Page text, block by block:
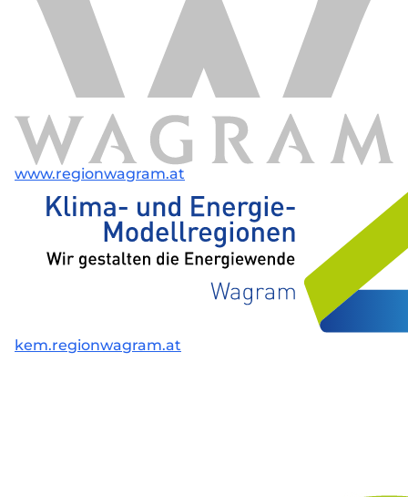
www.regionwagram.at
kem.regionwagram.at